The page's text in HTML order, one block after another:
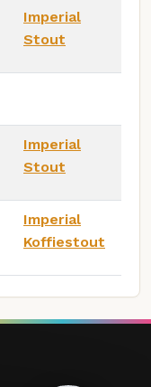
Imperial
Stout
Imperial
Stout
Imperial
Koffiestout